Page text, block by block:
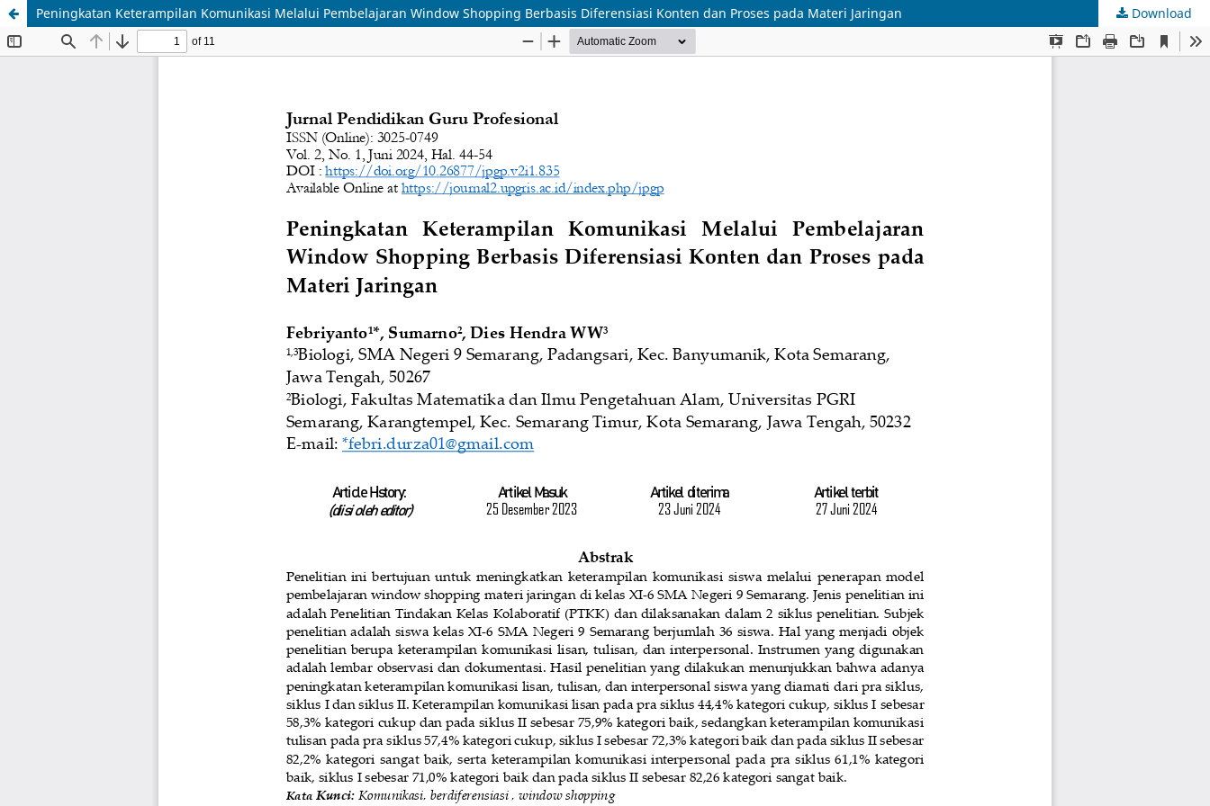
Peningkatan Keterampilan Komunikasi Melalui Pembelajaran Window Shopping Berbasis Diferensiasi Konten dan Proses pada Materi Jaringan Download